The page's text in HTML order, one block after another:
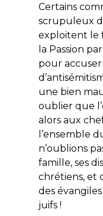
Certains
scrupuleux
exploitent le
la Passion
pour
une bien
oublier que
alors aux
l’ensemble
n’oublions
famille, ses
chrétiens, et
des
juifs !